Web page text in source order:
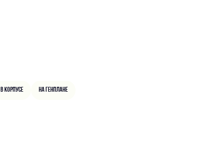
В корпусе На генплане